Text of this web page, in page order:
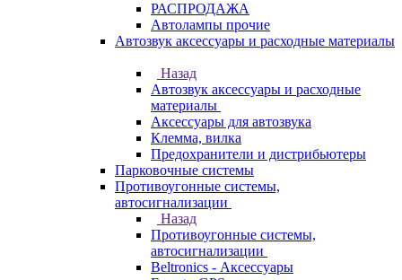
РАСПРОДАЖА
Автолампы прочие
Автозвук аксессуары и расходные материалы
Назад
Автозвук аксессуары и расходные
материалы
Аксессуары для автозвука
Клемма, вилка
Предохранители и дистрибьютеры
Парковочные системы
Противоугонные системы,
автосигнализации
Назад
Противоугонные системы,
автосигнализации
Beltronics - Аксессуары